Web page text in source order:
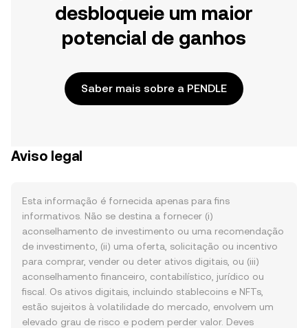
desbloqueie um maior
potencial de ganhos
Saber mais sobre a PENDLE
Aviso legal
Esta informação é fornecida apenas para fins
informativos. Não se destina a fornecer (i)
aconselhamento de investimento ou uma recomendação
de investimento, (ii) uma oferta, solicitação ou incentivo
para comprar, vender ou deter ativos digitais, ou (iii)
aconselhamento financeiro, contabilístico, jurídico ou
fiscal. Os ativos digitais, incluindo stablecoins e NFTs,
estão sujeitos à volatilidade do mercado, envolvem um
elevado grau de risco e podem perder valor. Deves